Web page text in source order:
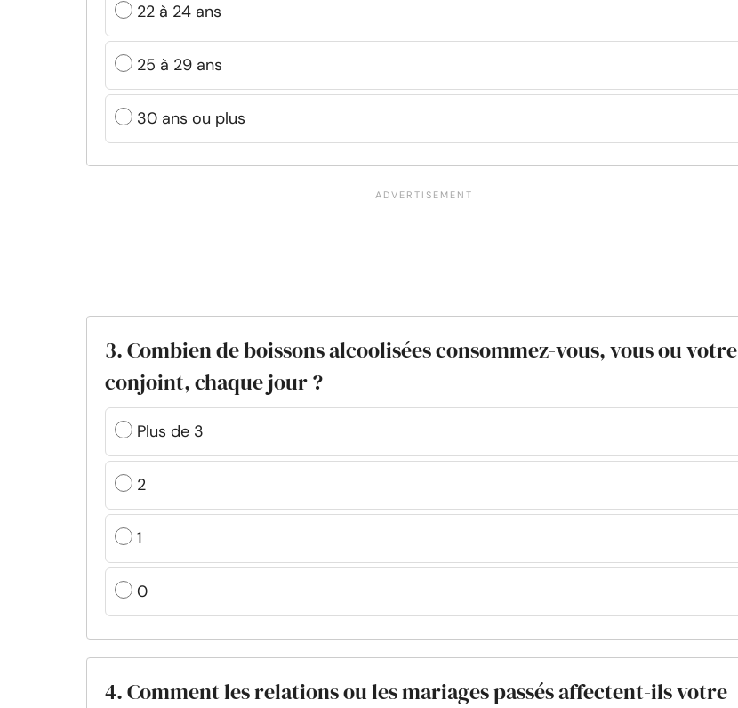
22 à 24 ans
25 à 29 ans
30 ans ou plus
3. Combien de boissons alcoolisées consommez-vous, vous ou votre
conjoint, chaque jour ?
Plus de 3
2
1
0
4. Comment les relations ou les mariages passés affectent-ils votre